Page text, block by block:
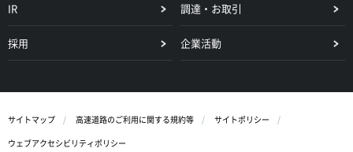
IR 調達・お取引
採用 企業活動
サイトマップ 高速道路のご利用に関する規約等
サイトポリシー
ウェブアクセシビリティポリシー